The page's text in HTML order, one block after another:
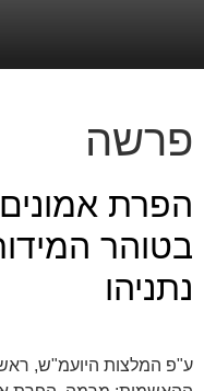
פרשה
הפרת
בטוהר
נתניהו
ע"פ המלצות היועמ"ש,